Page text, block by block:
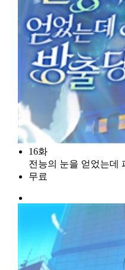
16화
전능의 눈을 얻었는데
무료